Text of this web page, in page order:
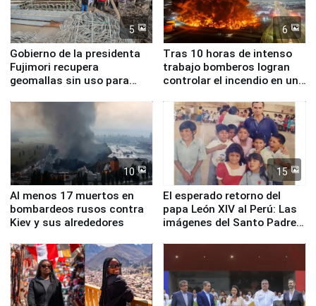
5
Gobierno de la presidenta
Fujimori recupera
geomallas sin uso para
Fenómeno El Niño
6
Tras 10 horas de intenso
trabajo bomberos logran
controlar el incendio en una
de Chile
10
Al menos 17 muertos en
bombardeos rusos contra
Kiev y sus alrededores
15
El esperado retorno del
papa León XIV al Perú: Las
imágenes del Santo Padre